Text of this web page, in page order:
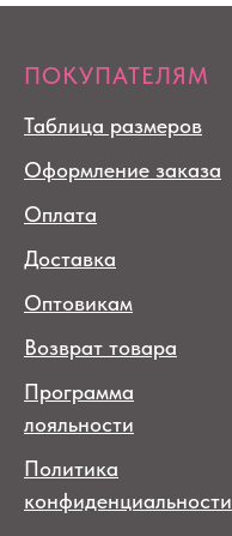
ПОКУПАТЕЛЯМ
Таблица размеров
Оформление заказа
Оплата
Доставка
Оптовикам
Возврат товара
Программа
лояльности
Политика
конфиденциальности